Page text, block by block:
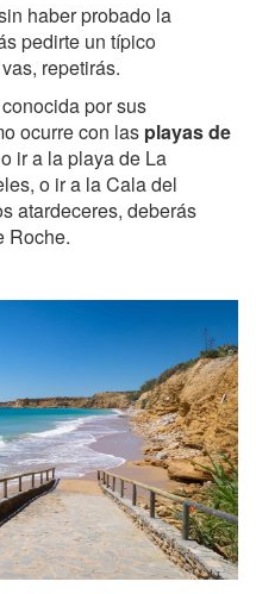
haber probado la
pedirte un típico
repetirás.
por sus
ocurre con las playas de
ir a la playa de La
o ir a la Cala del
atardeceres, deberás
Roche.